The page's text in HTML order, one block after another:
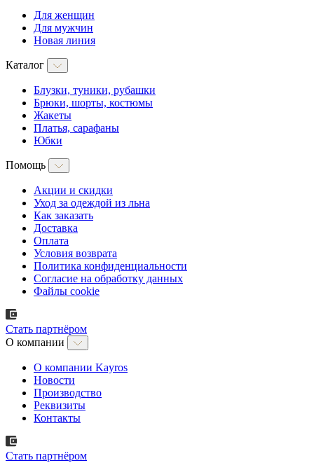
Для женщин
Для мужчин
Новая линия
Каталог
Блузки, туники, рубашки
Брюки, шорты, костюмы
Жакеты
Платья, сарафаны
Юбки
Помощь
Акции и скидки
Уход за одеждой из льна
Как заказать
Доставка
Оплата
Условия возврата
Политика конфиденциальности
Согласие на обработку данных
Файлы cookie
Стать партнёром
О компании
О компании Kayros
Новости
Производство
Реквизиты
Контакты
Стать партнёром